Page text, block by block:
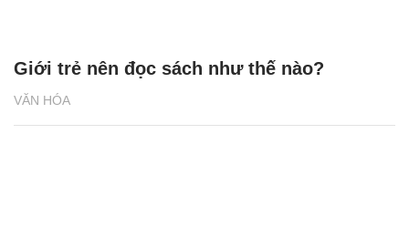
VĂN HÓA
Giới trẻ nên đọc sách như thế nào?